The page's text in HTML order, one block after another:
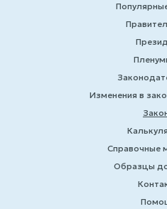
Изменения в
Справочные
Образцы